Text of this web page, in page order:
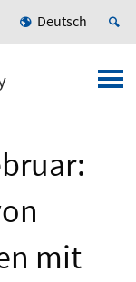
Deutsch
mit